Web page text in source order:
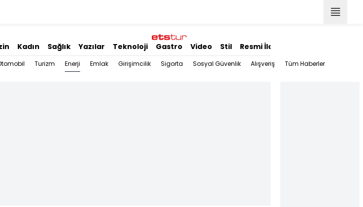
Kadın Sağlık Yazılar Teknoloji Gastro Video Stil Resmi İlanlar
Turizm Enerji Emlak Girişimcilik Sigorta Sosyal Güvenlik Alışveriş Tüm Haberler